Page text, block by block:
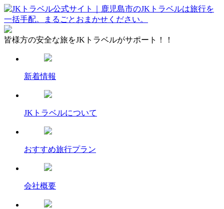
皆様方の安全な旅をJKトラベルがサポート！！
新着情報
JKトラベルについて
おすすめ旅行プラン
会社概要